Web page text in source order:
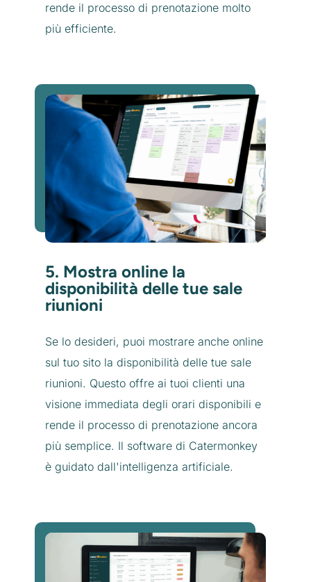
rende il processo di prenotazione molto
più efficiente.
5. Mostra online la
disponibilità delle tue sale
riunioni
Se lo desideri, puoi mostrare anche online
sul tuo sito la disponibilità delle tue sale
riunioni. Questo offre ai tuoi clienti una
visione immediata degli orari disponibili e
rende il processo di prenotazione ancora
più semplice. Il software di Catermonkey
è guidato dall'intelligenza artificiale.